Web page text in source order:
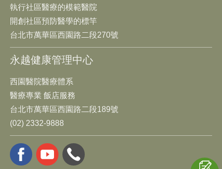
執行社區醫療的模範醫院
開創社區預防醫學的標竿
台北市萬華區西園路二段270號
永越健康管理中心
西園醫院醫療體系
醫療專業 飯店服務
台北市萬華區西園路二段189號
(02) 2332-9888